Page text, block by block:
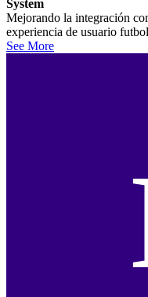
System
Mejorando la integración
experiencia de usuario
See More